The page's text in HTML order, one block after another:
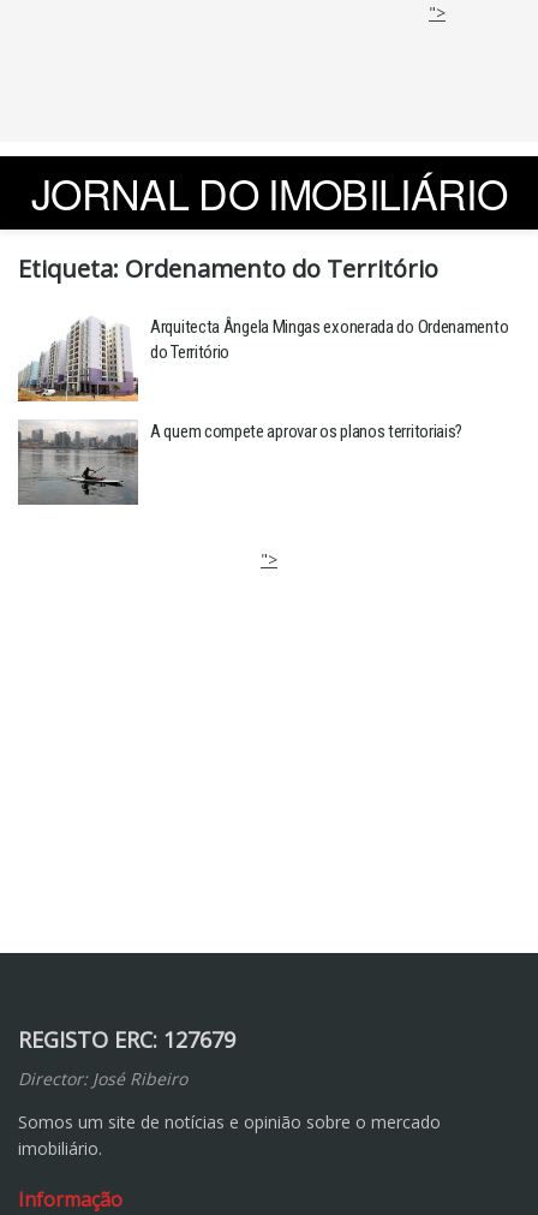
">
JORNAL DO IMOBILIÁRIO
Etiqueta: Ordenamento do Território
Arquitecta Ângela Mingas exonerada do Ordenamento
do Território
A quem compete aprovar os planos territoriais?
">
REGISTO ERC: 127679
Director: José Ribeiro
Somos um site de notícias e opinião sobre o mercado
imobiliário.
Informação